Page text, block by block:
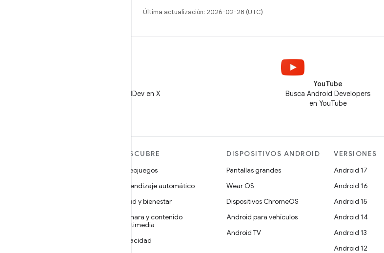
Última actualización: 2026-02-28 (UTC)
Sigue a @AndroidDev en X
YouTube
Busca Android Developers
en YouTube
DESCUBRE
Videojuegos
Aprendizaje automático
Salud y bienestar
Cámara y contenido
multimedia
Privacidad
DISPOSITIVOS ANDROID
Pantallas grandes
Wear OS
Dispositivos ChromeOS
Android para vehículos
Android TV
VERSIONES
Android 17
Android 16
Android 15
Android 14
Android 13
Android 12